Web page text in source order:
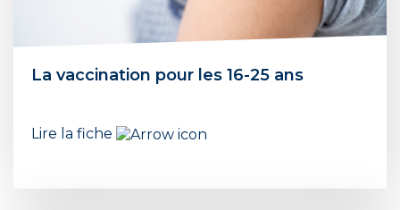
La vaccination pour les 16-25 ans
Lire la fiche